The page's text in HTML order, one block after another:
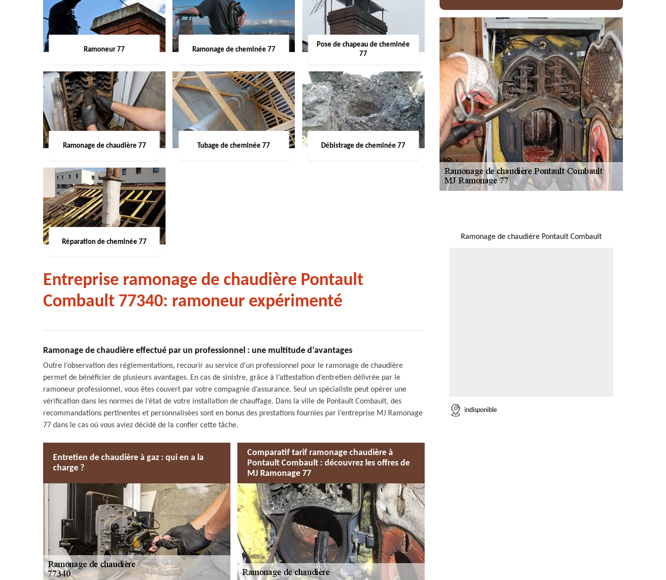
Ramoneur 77 Ramonage de cheminée 77
Pose de chapeau de cheminée
77
Ramonage de chaudière 77 Tubage de cheminée 77 Débistrage de cheminée 77
Réparation de cheminée 77
Entreprise ramonage de chaudière Pontault
Combault 77340: ramoneur expérimenté
Ramonage de chaudière effectué par un professionnel : une multitude d’avantages
Outre l’observation des réglementations, recourir au service d’un professionnel pour le ramonage de chaudière
permet de bénéficier de plusieurs avantages. En cas de sinistre, grâce à l’attestation d’entretien délivrée par le
ramoneur professionnel, vous êtes couvert par votre compagnie d’assurance. Seul un spécialiste peut opérer une
vérification dans les normes de l’état de votre installation de chauffage. Dans la ville de Pontault Combault, des
recommandations pertinentes et personnalisées sont en bonus des prestations fournies par l’entreprise MJ Ramonage
77 dans le cas où vous aviez décidé de la confier cette tâche.
Entretien de chaudière à gaz : qui en a la
charge ?
Comparatif tarif ramonage chaudière à
Pontault Combault : découvrez les offres de
MJ Ramonage 77
Ramonage de chaudière Pontault Combault
indisponible